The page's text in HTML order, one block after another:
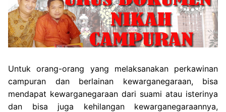
Untuk orang-orang yang melaksanakan perkawinan
campuran dan berlainan kewarganegaraan, bisa
mendapat kewarganegaraan dari suami atau isterinya
dan bisa juga kehilangan kewarganegaraannya,